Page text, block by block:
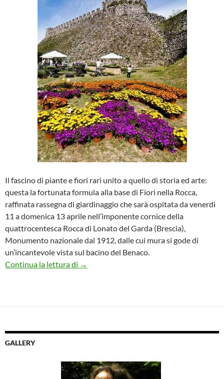
Il fascino di piante e fiori rari unito a quello di storia ed arte:
questa la fortunata formula alla base di Fiori nella Rocca,
raffinata rassegna di giardinaggio che sarà ospitata da venerdì
11 a domenica 13 aprile nell’imponente cornice della
quattrocentesca Rocca di Lonato del Garda (Brescia),
Monumento nazionale dal 1912, dalle cui mura si gode di
un’incantevole vista sul bacino del Benaco.
Continua la lettura di XVII edizione di FIORI nella ROCCA a
→
GALLERY